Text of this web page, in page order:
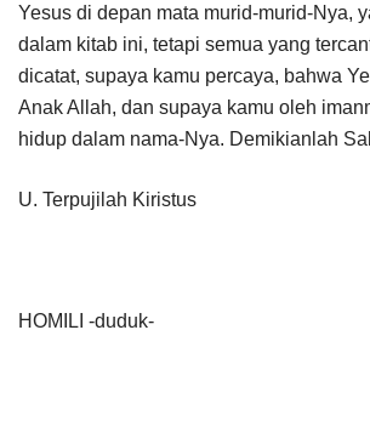
Yesus di depan mata murid-murid-Nya,
dalam kitab ini, tetapi semua yang
dicatat, supaya kamu percaya, bahwa
Anak Allah, dan supaya kamu oleh
hidup dalam nama-Nya. Demikianlah
U. Terpujilah Kiristus
HOMILI -duduk-